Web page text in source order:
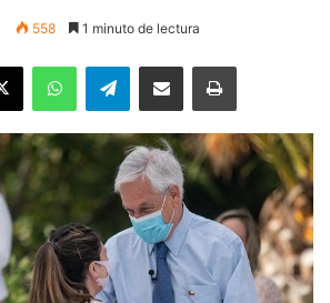
558 1 minuto de lectura
X WhatsAppTelegramEnviar vía email Imprimir